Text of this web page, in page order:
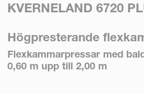
KVERNELAND 6720
Högpresterande
Flexkammarpressar med
0,60 m upp till 2,00 m